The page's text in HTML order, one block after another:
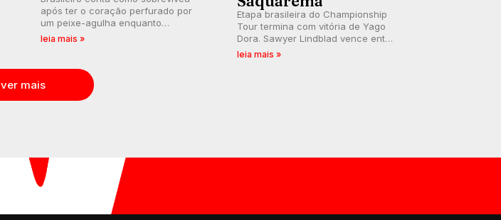
após ter o coração perfurado por
um peixe-agulha enquanto
surfava na Costa Rica.
leia mais »
Etapa brasileira do Championship
Tour termina com vitória de Yago
Dora. Sawyer Lindblad vence entre
as mulheres e Leonardo Fioravanti
leia mais »
ver mais